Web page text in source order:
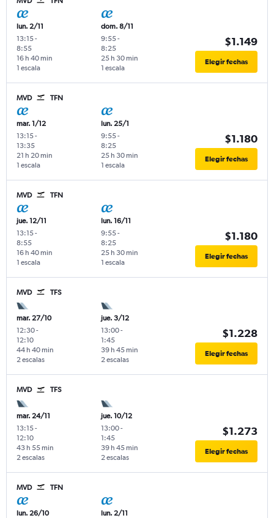
lun. 2/11
13:15-
8:55
1 escala
16 h 40 min
dom. 8/11
9:55-
8:25
1 escala
25 h 30 min
$1.149
Elegir fechas
MVD TFN
mar. 1/12
13:15-
13:35
1 escala
21 h 20 min
lun. 25/1
9:55-
8:25
1 escala
25 h 30 min
$1.180
Elegir fechas
MVD TFN
jue. 12/11
13:15-
8:55
1 escala
16 h 40 min
lun. 16/11
9:55-
8:25
1 escala
25 h 30 min
$1.180
Elegir fechas
MVD TFS
mar. 27/10
12:30-
12:10
2 escalas
44 h 40 min
jue. 3/12
13:00-
1:45
2 escalas
39 h 45 min
$1.228
Elegir fechas
MVD TFS
mar. 24/11
13:15-
12:10
2 escalas
43 h 55 min
jue. 10/12
13:00-
1:45
2 escalas
39 h 45 min
$1.273
Elegir fechas
MVD TFN
lun. 26/10
lun. 2/11